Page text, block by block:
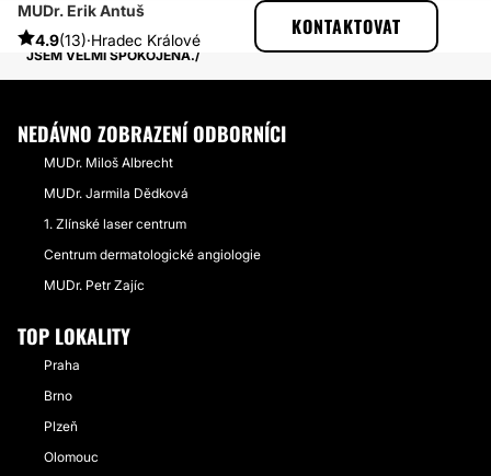
MUDr. Erik Antuš
4.9(13)·Hradec Králové
KONTAKTOVAT
ESTHETICON
PŘÍBĚHY
PŘÍBĚHY TÝKAJÍCÍ SE ZÁKROKU LIPOSUKCE
JSEM VELMI SPOKOJENÁ.
NEDÁVNO ZOBRAZENÍ ODBORNÍCI
MUDr. Miloš Albrecht
MUDr. Jarmila Dědková
1. Zlínské laser centrum
Centrum dermatologické angiologie
MUDr. Petr Zajíc
TOP LOKALITY
Praha
Brno
Plzeň
Olomouc